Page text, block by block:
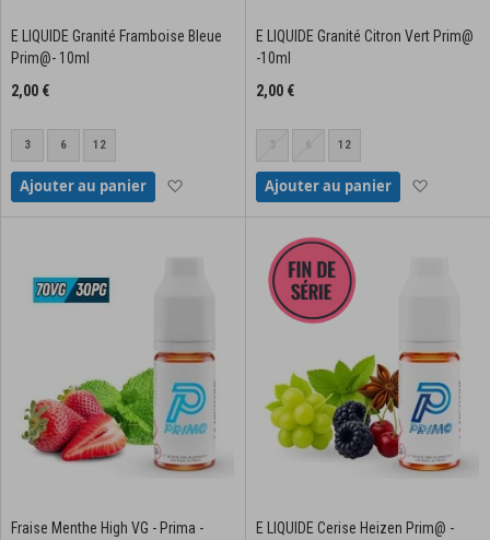
E LIQUIDE Granité Framboise Bleue
Prim@- 10ml
2,00 €
3 6 12
Ajouter au panier Ajouter à la liste d'achats
E LIQUIDE Granité Citron Vert Prim@
-10ml
2,00 €
3 6 12
Ajouter au panier
Fraise Menthe High VG - Prima -
E LIQUIDE Cerise Heizen Prim@ -